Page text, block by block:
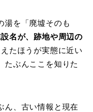
湯を「廃墟そのも
名が、跡地や周辺の
たほうが実態に近い
たぶんここを知りた
ん、古い情報と現在